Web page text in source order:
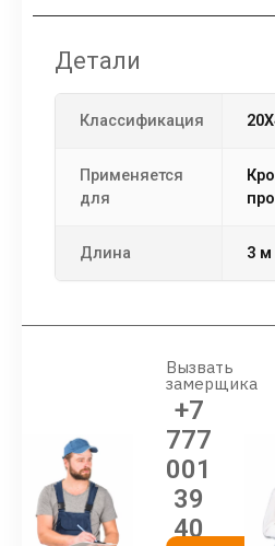
Детали
Классификация
Применяется
для
кровли из
Длина 3 м
Вызвать
замерщика
+7
777
001
39
40